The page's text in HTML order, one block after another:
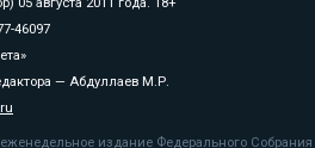
05 августа 2011 года. 18+
46097
— Абдуллаев М.Р.
издание Федерального